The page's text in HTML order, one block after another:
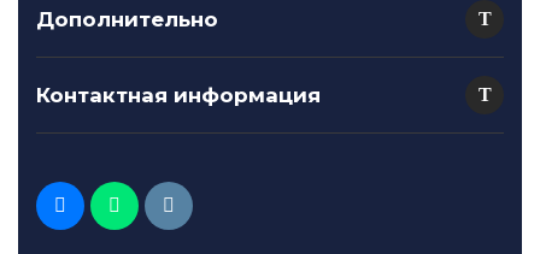
Дополнительно
Контактная информация